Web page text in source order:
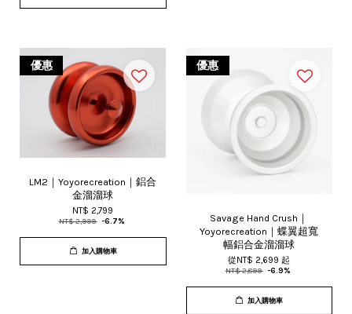
優惠
LM2｜Yoyorecreation｜鋁合
金溜溜球
NT$ 2,799
NT$ 2,999 -6.7%
加入購物車
優惠
Savage Hand Crush｜
Yoyorecreation｜蝶翼超寬
幅鋁合金溜溜球
從NT$ 2,699起
NT$ 2,899 -6.9%
加入購物車